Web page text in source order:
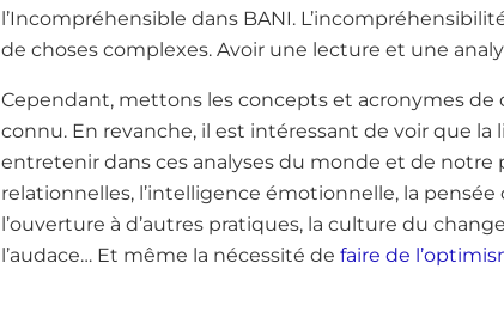
l’Incompréhensible dans BANI.
de choses complexes. Avoir une lecture et une
Cependant, mettons les concepts et acronymes de
connu. En revanche, il est intéressant de voir que
entretenir dans ces analyses du monde et de
relationnelles, l’intelligence émotionnelle, la
l’ouverture à d’autres pratiques, la culture du
l’audace… Et même la nécessité de faire de